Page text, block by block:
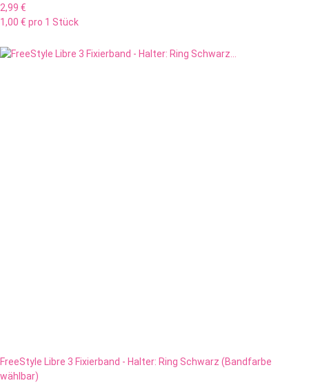
2,99 €
1,00 € pro 1 Stück
FreeStyle Libre 3 Fixierband - Halter: Ring Schwarz (Bandfarbe
wählbar)